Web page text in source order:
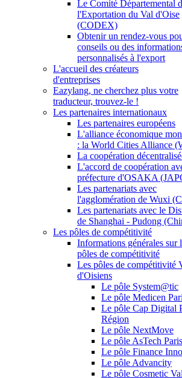
Le Comité Départemental
l'Exportation du Val d'Oise
(CODEX)
Obtenir un rendez-vous
conseils ou des
personnalisés à l'export
L'accueil des créateurs
d'entreprises
Eazylang, ne cherchez plus votre
traducteur, trouvez-le !
Les partenaires internationaux
Les partenaires européens
L'alliance économique
: la World Cities Alliance
La coopération
L'accord de coopération
préfecture d'OSAKA
Les partenariats avec
l'agglomération de Wuxi
Les partenariats avec le
de Shanghai - Pudong
Les pôles de compétitivité
Informations générales sur
pôles de compétitivité
Les pôles de compétitivité
d'Oisiens
Le pôle System@tic
Le pôle Medicen
Le pôle Cap Digital
Région
Le pôle NextMove
Le pôle AsTech
Le pôle Finance
Le pôle Advancity
Le pôle Cosmetic